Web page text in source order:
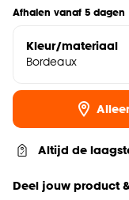
Afhalen vanaf 5 dagen
Kleur/materiaal
Bordeaux
Altijd de
Deel jouw product